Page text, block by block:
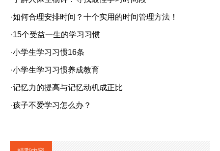
·如何合理安排时间？十个实用的时间管理方法！
·15个受益一生的学习习惯
·小学生学习习惯16条
·小学生学习习惯养成教育
·记忆力的提高与记忆动机成正比
·孩子不爱学习怎么办？